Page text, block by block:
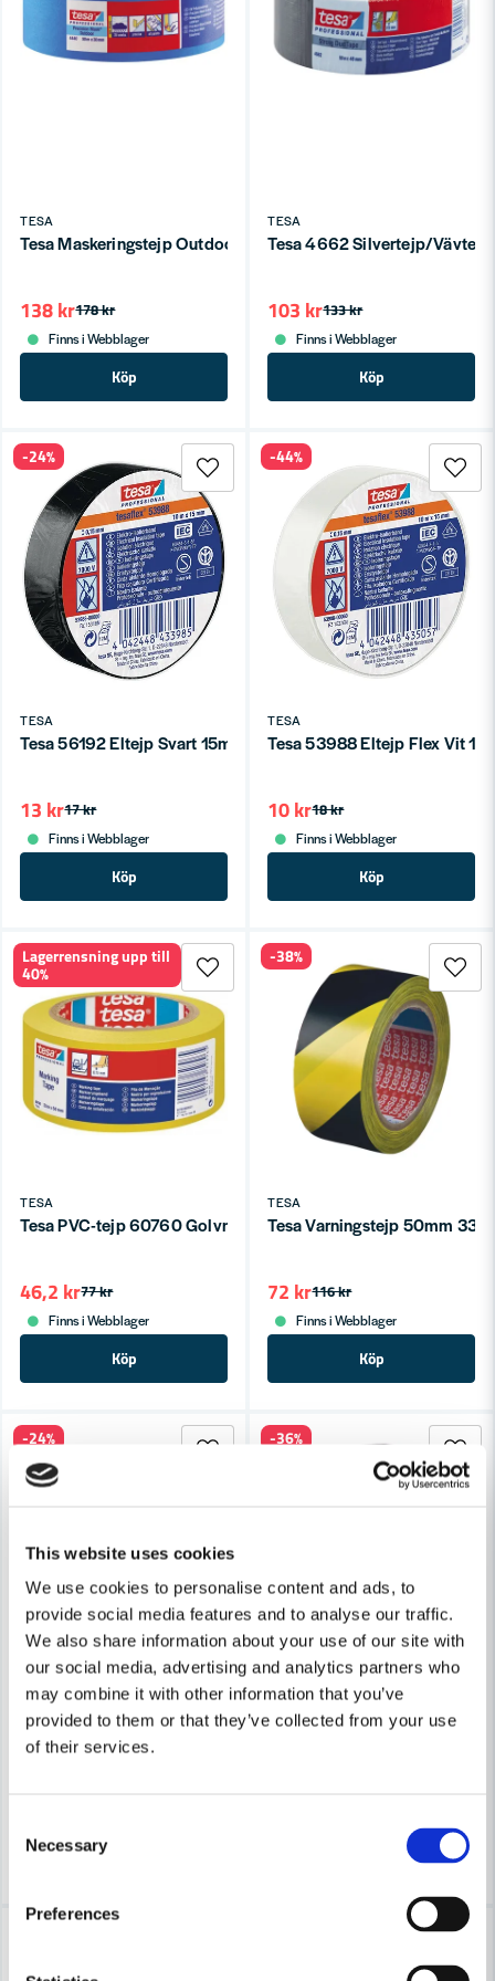
This website uses cookies
We use cookies to personalise content and ads, to
provide social media features and to analyse our traffic.
We also share information about your use of our site with
our social media, advertising and analytics partners who
may combine it with other information that you’ve
provided to them or that they’ve collected from your use
of their services.
Selection
Necessary
Preferences
TESA
Tesa Maskeringstejp Outdoor 4440 38mmx50m
178 kr
138 kr
Finns i Webblager
Köp
TESA
Tesa 4662 Silvertejp/
133 kr
103 kr
Finns i Webblager
Köp
TESA
Tesa 56192 Eltejp Svart 15mm x 10m
17 kr
13 kr
Finns i Webblager
Köp
-24%
TESA
Tesa 53988 Eltejp Flex Vit
18 kr
10 kr
Finns i Webblager
Köp
-44%
TESA
Tesa PVC-tejp 60760 Golvmarkering
77 kr
46,2 kr
Finns i Webblager
Köp
Lagerrensning upp till
40%
TESA
Tesa Varningstejp 50mm
116 kr
72 kr
Finns i Webblager
Köp
-38%
TESA
Tesa 56192 Eltejp Blå 15mm x 10m
-24%
TESA
Tesa Halkskyddstejp
-36%